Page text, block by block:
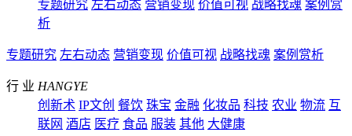
专题研究 左右动态 营销变现 价值可视 战略找魂 案例赏
析
专题研究 左右动态 营销变现 价值可视 战略找魂 案例赏析
行 业 HANGYE
创新术 IP文创 餐饮 珠宝 金融 化妆品 科技 农业 物流 互
联网 酒店 医疗 食品 服装 其他 大健康